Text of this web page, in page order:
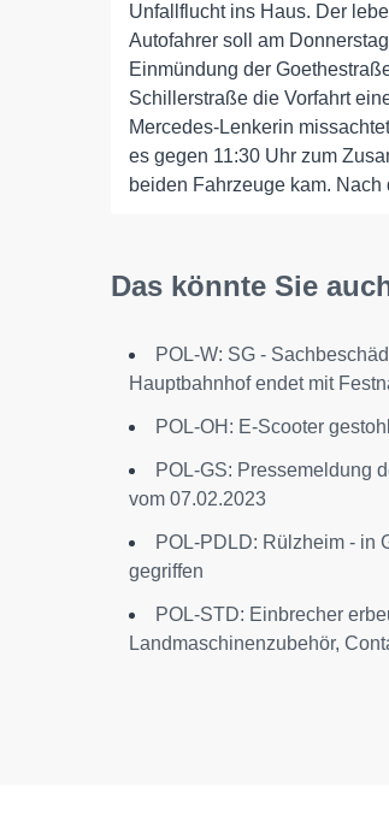
Unfallflucht ins Haus. Der
Autofahrer soll am
Einmündung der
Schillerstraße die Vorfahrt
Mercedes-Lenkerin
es gegen 11:30 Uhr zum
beiden Fahrzeuge kam. Nach
Das könnte Sie
POL-W: SG -
Hauptbahnhof endet mit
POL-OH: E-Scooter
POL-GS: Pressemeldung
vom 07.02.2023
POL-PDLD: Rülzheim - in
gegriffen
POL-STD: Einbrecher
Landmaschinenzubehör,